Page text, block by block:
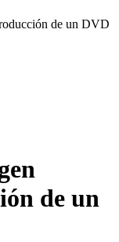
de un DVD
de un